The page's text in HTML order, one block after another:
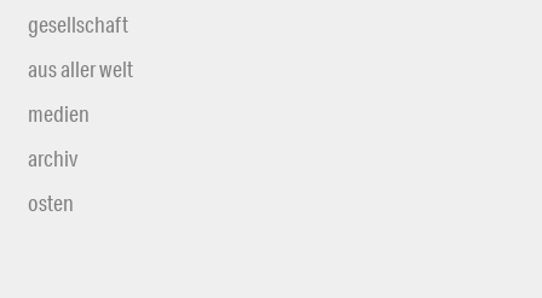
gesellschaft
aus aller welt
medien
archiv
osten